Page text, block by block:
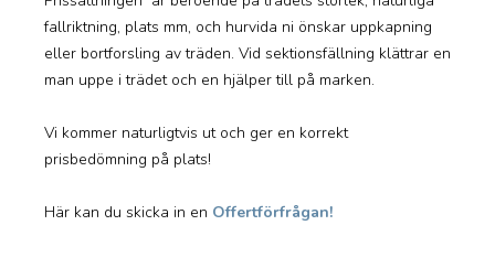
fallriktning, plats mm, och hurvida ni önskar uppkapning
eller bortforsling av träden. Vid sektionsfällning klättrar en
man uppe i trädet och en hjälper till på marken.
Vi kommer naturligtvis ut och ger en korrekt
prisbedömning på plats!
Här kan du skicka in en Offertförfrågan!